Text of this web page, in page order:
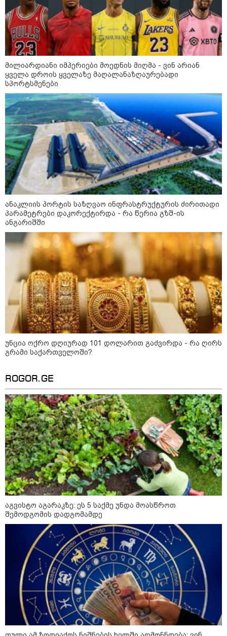
14:13 / 04-08-2026
მორიგი თავდასხმა რუსეთში,
ნავთობგადამამუშავებელ
ქარხანაზე - რა დეტალებია
ცნობილი
კატეგორიის ყველა სიახლე
კატეგორიები
9
ასტროლოგიური
აგვისტო აგარაკზე: ეს 5 საქმე
უნდა მოასწროთ შემოდგომის
დადგომამდე
ფული ამ ზოდიაქოს ნიშნების
ხელში აღმოჩნდება: ვინ
გამდიდრდება?
როგორ ჩავიცვათ 40 წლის
შემდეგ: მილიონერების
სტილისტის 8 ოქროს წესი და
აუცილებელი სამოსი
მილიარდიანი იმპერიები მოედნის მიღმა - ვინ არიან
ყველა დროის ყველაზე მაღალანაზღაურებადი
სპორტსმენები
ანაკლიის პორტის საზღვაო ინფრასტრუქტურის ძირითადი
პარამეტრები დაკორექტირდა - რა წერია გზშ-ის
ანგარიშში
უნცია ოქრო დღიურად 101 დოლარით გაძვირდა - რა ღირს
გრამი საქართველოში?
ROGOR.GE
აგვისტო აგარაკზე: ეს 5 საქმე უნდა მოასწროთ
შემოდგომის დადგომამდე